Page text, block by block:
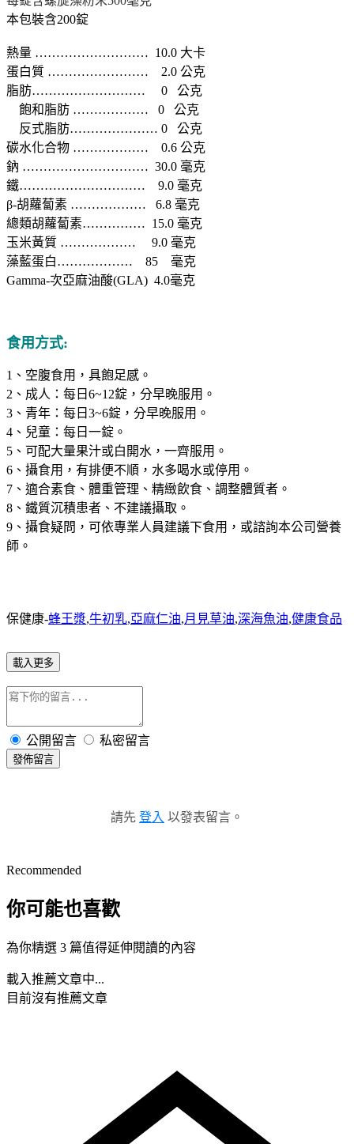
本包裝含200錠
熱量 ……………………… 10.0 大卡
蛋白質 …………………… 2.0 公克
脂肪……………………… 0 公克
飽和脂肪 ……………… 0 公克
反式脂肪………………… 0 公克
碳水化合物 ……………… 0.6 公克
鈉 ………………………… 30.0 毫克
鐵………………………… 9.0 毫克
β-胡蘿蔔素 ……………… 6.8 毫克
總類胡蘿蔔素…………… 15.0 毫克
玉米黃質 ……………… 9.0 毫克
藻藍蛋白……………… 85 毫克
Gamma-次亞麻油酸(GLA) 4.0毫克
食用方式:
1、空腹食用，具飽足感。
2、成人：每日6~12錠，分早晚服用。
3、青年：每日3~6錠，分早晚服用。
4、兒童：每日一錠。
5、可配大量果汁或白開水，一齊服用。
6、攝食用，有排便不順，水多喝水或停用。
7、適合素食、體重管理、精緻飲食、調整體質者。
8、鐵質沉積患者、不建議攝取。
9、攝食疑問，可依專業人員建議下食用，或諮詢本公司營養
師。
保健康-蜂王漿,牛初乳,亞麻仁油,月見草油,深海魚油,健康食品
載入更多
公開留言 私密留言
發佈留言
請先 登入 以發表留言。
Recommended
你可能也喜歡
為你精選 3 篇值得延伸閱讀的內容
載入推薦文章中...
目前沒有推薦文章